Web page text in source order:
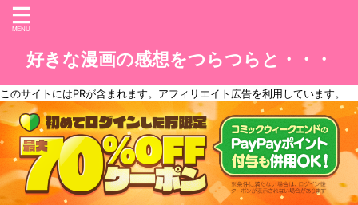
好きな漫画の感想をつらつらと・・・
このサイトにはPRが含まれます。アフィリエイト広告を利用しています。